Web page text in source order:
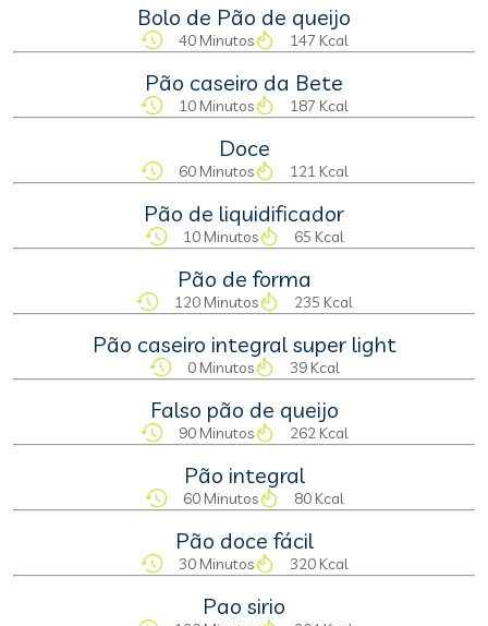
Bolo de Pão de queijo
40 Minutos 147 Kcal
Pão caseiro da Bete
10 Minutos 187 Kcal
Doce
60 Minutos 121 Kcal
Pão de liquidificador
10 Minutos 65 Kcal
Pão de forma
120 Minutos 235 Kcal
Pão caseiro integral super light
0 Minutos 39 Kcal
Falso pão de queijo
90 Minutos 262 Kcal
Pão integral
60 Minutos 80 Kcal
Pão doce fácil
30 Minutos 320 Kcal
Pao sirio